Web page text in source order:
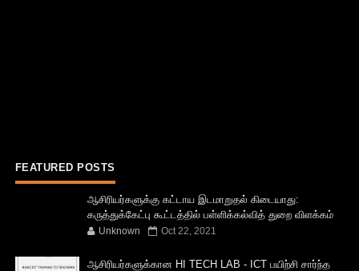
FEATURED POSTS
ஆசிரியர்களுக்கு கட்டாய இடமாறுதல் கிடையாது:
கருத்துக்கேட்பு கூட்டத்தில் பள்ளிக்கல்வித் துறை விளக்கம்
Unknown Oct 22, 2021
ஆசிரியர்களுக்கான HI TECH LAB - ICT பயிற்சி சார்ந்த